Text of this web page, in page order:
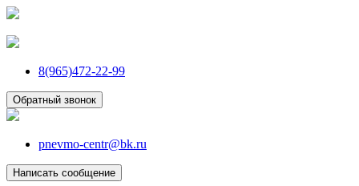
8(965)472-22-99
Обратный звонок
pnevmo-centr@bk.ru
Написать сообщение